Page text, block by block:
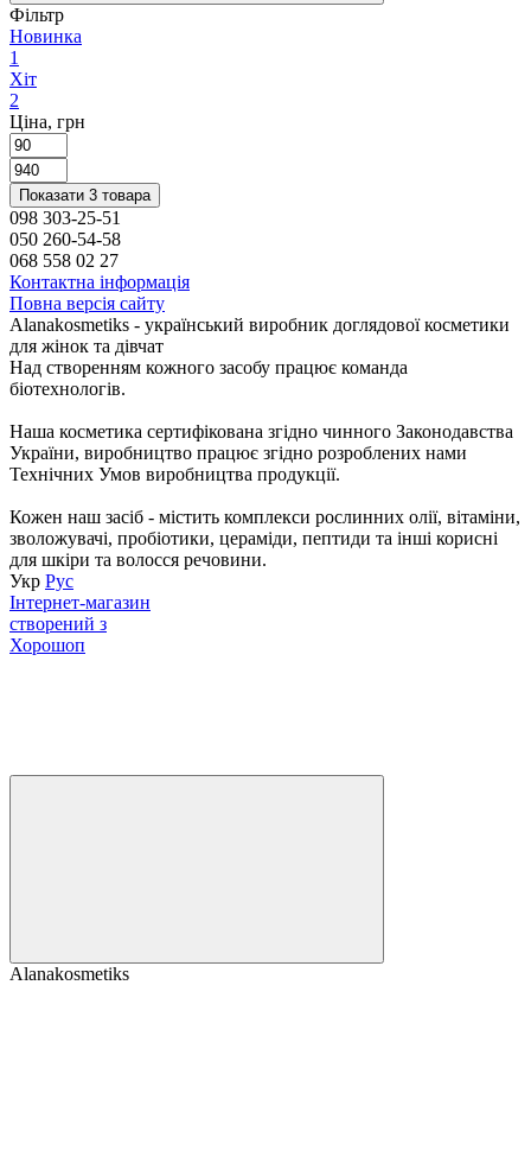
Фільтр
Новинка
1
Хіт
2
Ціна, грн
Показати 3 товара
098 303-25-51
050 260-54-58
068 558 02 27
Контактна інформація
Повна версія сайту
Alanakosmetiks - український виробник доглядової косметики
для жінок та дівчат
Над створенням кожного засобу працює команда
біотехнологів.
Наша косметика сертифікована згідно чинного Законодавства
України, виробництво працює згідно розроблених нами
Технічних Умов виробництва продукції.
Кожен наш засіб - містить комплекси рослинних олії, вітаміни,
зволожувачі, пробіотики, цераміди, пептиди та інші корисні
для шкіри та волосся речовини.
Укр Рус
Інтернет-магазин
створений з
Хорошоп
Alanakosmetiks